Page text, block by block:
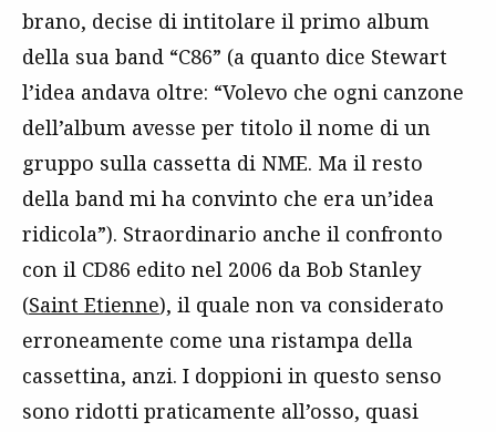
brano, decise di intitolare il primo album
della sua band “C86” (a quanto dice Stewart
l’idea andava oltre: “Volevo che ogni canzone
dell’album avesse per titolo il nome di un
gruppo sulla cassetta di NME. Ma il resto
della band mi ha convinto che era un’idea
ridicola”). Straordinario anche il confronto
con il CD86 edito nel 2006 da Bob Stanley
(Saint Etienne), il quale non va considerato
erroneamente come una ristampa della
cassettina, anzi. I doppioni in questo senso
sono ridotti praticamente all’osso, quasi